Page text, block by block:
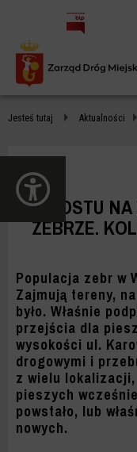
Z
NA
KAROWĄ
PO
KOLEJNA
W
STADZIE
ZDM
WARSZAWA
Jesteś tutaj Aktualności
Z MOSTU
ZEBRZE.
Populacja zebr w
Zajmują tereny,
było. Właśnie
przejścia dla
wysokości ul.
drogowymi i
z wielu
pieszych
powstało, lub
nowych.
dostępności